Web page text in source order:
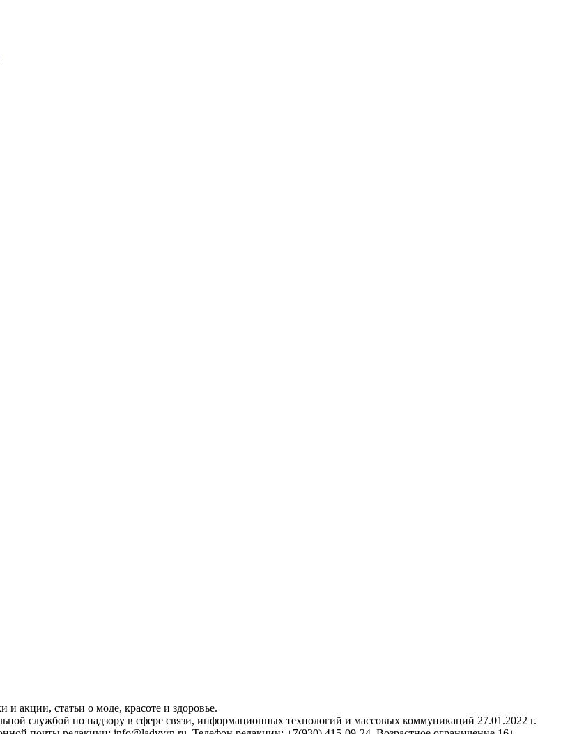
акции, статьи о моде, красоте и здоровье.
службой по надзору в сфере связи, информационных технологий и массовых коммуникаций 27.01.2022 г.